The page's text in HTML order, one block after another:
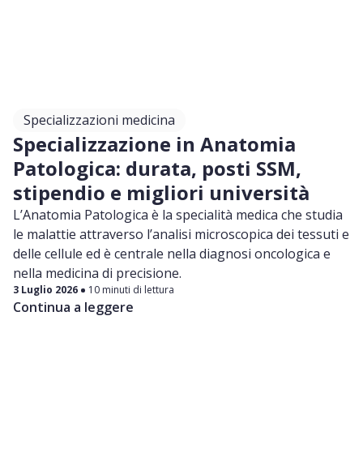
Specializzazioni medicina
Specializzazione in Anatomia
Patologica: durata, posti SSM,
stipendio e migliori università
L’Anatomia Patologica è la specialità medica che studia
le malattie attraverso l’analisi microscopica dei tessuti e
delle cellule ed è centrale nella diagnosi oncologica e
nella medicina di precisione.
3 Luglio 2026 10 minuti di lettura
Continua a leggere